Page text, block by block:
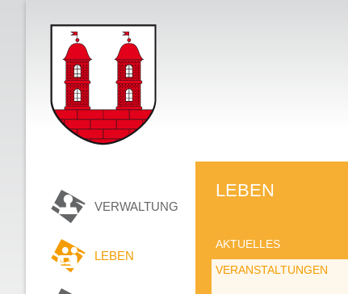
VERWALTUNG
LEBEN
LEBEN
AKTUELLES
VERANSTALTUNGEN